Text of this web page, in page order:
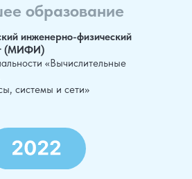
инженерно-физический
(МИФИ)
«Вычислительные
системы и сети»
образование